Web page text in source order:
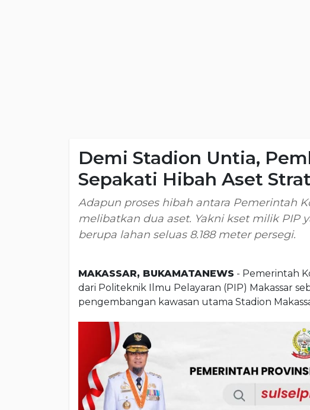
Demi Stadion Untia,
Sepakati Hibah Aset
Adapun proses hibah antara Pemerintah
melibatkan dua aset. Yakni kset milik
berupa lahan seluas 8.188 meter persegi.
MAKASSAR, BUKAMATANEWS - Pemerintah
dari Politeknik Ilmu Pelayaran (PIP) Makassar
pengembangan kawasan utama Stadion